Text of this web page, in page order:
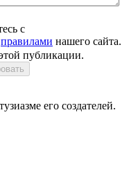
с
правилами нашего сайта.
публикации.
его создателей.